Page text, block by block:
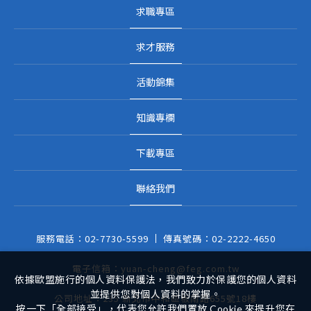
求職專區
求才服務
活動錦集
知識專欄
下載專區
聯絡我們
服務電話： 02-7730-5599 傳真號碼： 02-2222-4650
電子信箱： yuan-cheng@feg.com.tw
公司地址：235 新北市中和區板南路655號18樓
依據歐盟施行的個人資料保護法，我們致力於保護您的個人資料
並提供您對個人資料的掌握。
按一下「全部接受」，代表您允許我們置放 Cookie 來提升您在